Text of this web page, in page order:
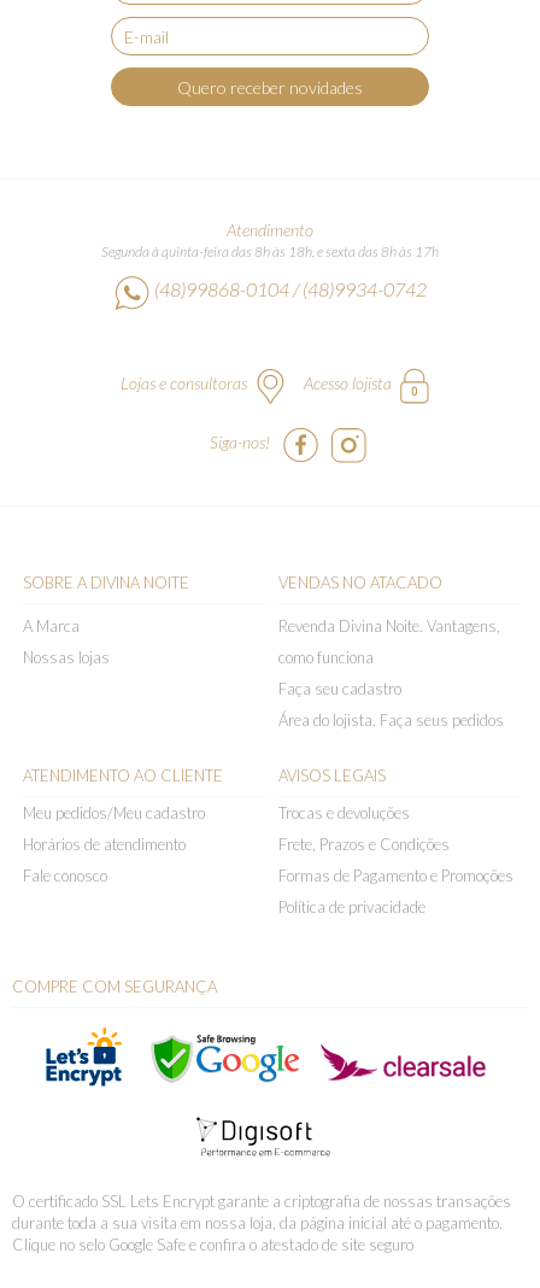
Quero receber novidades
Atendimento
Segunda à quinta-feira das 8h às 18h, e sexta das 8h às 17h
(48)99868-0104 / (48)9934-0742
Lojas e consultoras Acesso lojista
Siga-nos!
SOBRE A DIVINA NOITE
A Marca
Nossas lojas
VENDAS NO ATACADO
Revenda Divina Noite. Vantagens,
como funciona
Faça seu cadastro
Área do lojista. Faça seus pedidos
ATENDIMENTO AO CLIENTE
Meu pedidos/Meu cadastro
Horários de atendimento
Fale conosco
AVISOS LEGAIS
Trocas e devoluções
Frete, Prazos e Condições
Formas de Pagamento e Promoções
Política de privacidade
COMPRE COM SEGURANÇA
O certificado SSL Lets Encrypt garante a criptografia de nossas transações
durante toda a sua visita em nossa loja, da página inicial até o pagamento.
Clique no selo Google Safe e confira o atestado de site seguro